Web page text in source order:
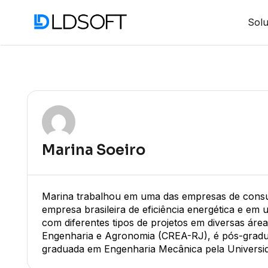
Marina Soeiro
Marina trabalhou em uma das empresas de
empresa brasileira de eficiência energética e
com diferentes tipos de projetos em diversas
Engenharia e Agronomia (CREA-RJ), é pós-
graduada em Engenharia Mecânica pela